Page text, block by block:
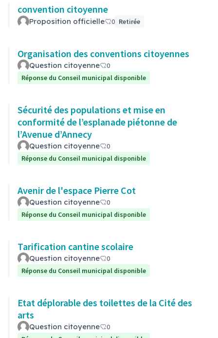
convention citoyenne
Proposition officielle 0 Retirée
Organisation des conventions citoyennes
Question citoyenne
0
Réponse du Conseil municipal disponible
Sécurité des populations et mise en
conformité de l’esplanade piétonne de
l’Avenue d’Annecy
Question citoyenne
0
Réponse du Conseil municipal disponible
Avenir de l'espace Pierre Cot
Question citoyenne
0
Réponse du Conseil municipal disponible
Tarification cantine scolaire
Question citoyenne
0
Réponse du Conseil municipal disponible
Etat déplorable des toilettes de la Cité des
arts
Question citoyenne
0